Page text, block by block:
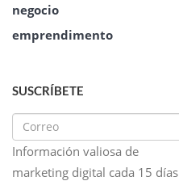
negocio
emprendimento
SUSCRÍBETE
Información valiosa de
marketing digital cada 15 días